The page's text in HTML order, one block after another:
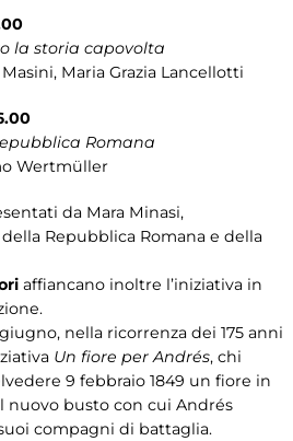
la storia capovolta
Maria Grazia Lancellotti
Romana
Wertmüller
da Mara Minasi,
Repubblica Romana e della
affiancano inoltre l’iniziativa in
nella ricorrenza dei 175 anni
Un fiore per Andrés, chi
9 febbraio 1849 un fiore in
nuovo busto con cui Andrés
compagni di battaglia.